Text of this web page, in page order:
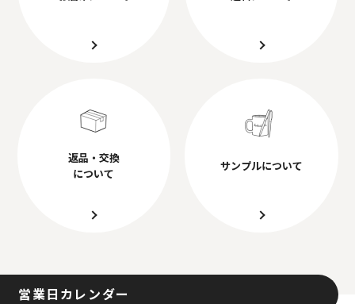
返品・交換
について
サンプルについて
営業日カレンダー